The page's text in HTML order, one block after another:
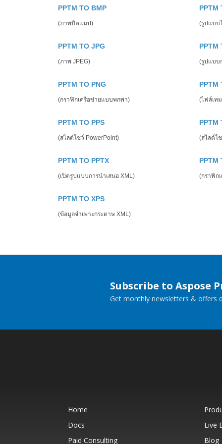
PPTM TO BMP
(ภาพบิตแมป)
PPTM
(รูปแบบ
PPTM TO JPG
(ภาพ JPEG)
PPTM
(รูปแบบ
PPTM TO PNG
(กราฟิกเครือข่ายแบบพกพา)
PPTM
(ไฟล์เท
PPTM TO PPS
(สไลด์โชว์ PowerPoint)
PPTM
(สไลด์โ
PPTM TO PPTX
(เปิดรูปแบบการนำเสนอ XML)
PPTM
(กราฟิก
PPTM TO XPS
(ข้อมูลจำเพาะกระดาษ XML)
Subscribe to Aspose
Get monthly newsletters & offers
Home
Docs
Live
Paid Consulting
Blog